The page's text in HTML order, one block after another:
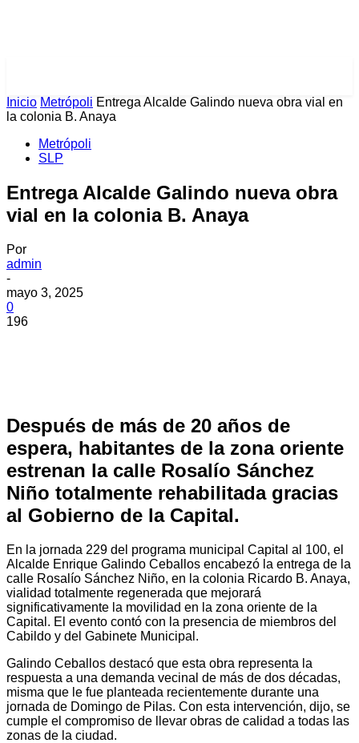
Inicio Metrópoli Entrega Alcalde Galindo nueva obra vial en
la colonia B. Anaya
Metrópoli
SLP
Entrega Alcalde Galindo nueva obra
vial en la colonia B. Anaya
Por
admin
-
mayo 3, 2025
0
196
Después de más de 20 años de
espera, habitantes de la zona oriente
estrenan la calle Rosalío Sánchez
Niño totalmente rehabilitada gracias
al Gobierno de la Capital.
En la jornada 229 del programa municipal Capital al 100, el
Alcalde Enrique Galindo Ceballos encabezó la entrega de la
calle Rosalío Sánchez Niño, en la colonia Ricardo B. Anaya,
vialidad totalmente regenerada que mejorará
significativamente la movilidad en la zona oriente de la
Capital. El evento contó con la presencia de miembros del
Cabildo y del Gabinete Municipal.
Galindo Ceballos destacó que esta obra representa la
respuesta a una demanda vecinal de más de dos décadas,
misma que le fue planteada recientemente durante una
jornada de Domingo de Pilas. Con esta intervención, dijo, se
cumple el compromiso de llevar obras de calidad a todas las
zonas de la ciudad.